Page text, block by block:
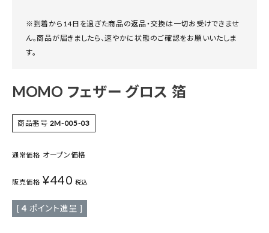
※到着から14日を過ぎた商品の返品・交換は一切お受けできませ
ん。商品が届きましたら、速やかに状態のご確認をお願いいたしま
す。
MOMO フェザー グロス 箔
商品番号 2M-005-03
通常価格 オープン価格
販売価格 ¥440 税込
[ 4 ポイント進呈 ]